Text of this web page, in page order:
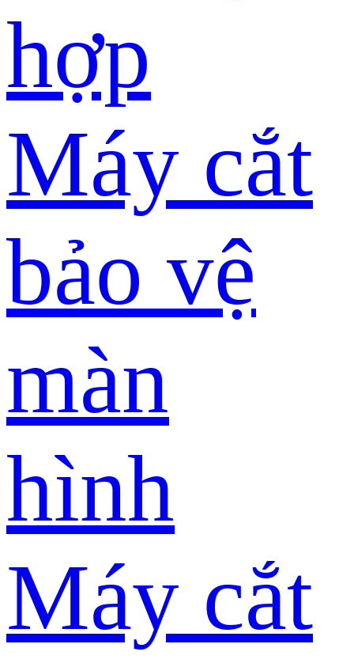
hợp
Máy cắt
bảo vệ
màn
hình
Máy cắt